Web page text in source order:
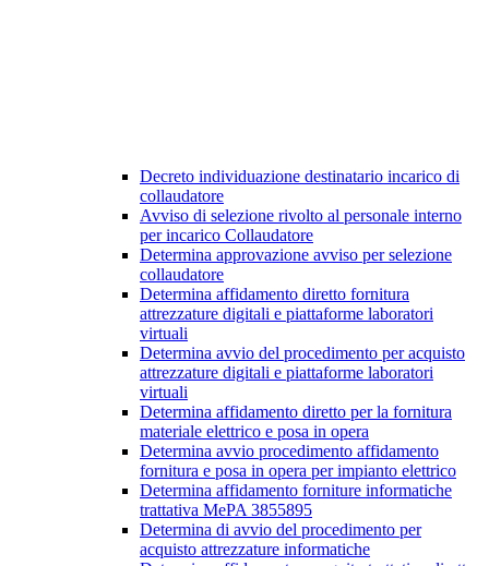
Decreto individuazione destinatario incarico di
collaudatore
Avviso di selezione rivolto al personale interno
per incarico Collaudatore
Determina approvazione avviso per selezione
collaudatore
Determina affidamento diretto fornitura
attrezzature digitali e piattaforme laboratori
virtuali
Determina avvio del procedimento per acquisto
attrezzature digitali e piattaforme laboratori
virtuali
Determina affidamento diretto per la fornitura
materiale elettrico e posa in opera
Determina avvio procedimento affidamento
fornitura e posa in opera per impianto elettrico
Determina affidamento forniture informatiche
trattativa MePA 3855895
Determina di avvio del procedimento per
acquisto attrezzature informatiche